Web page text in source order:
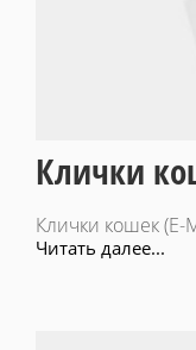
Клички
Клички кошек (Е-
Читать далее...